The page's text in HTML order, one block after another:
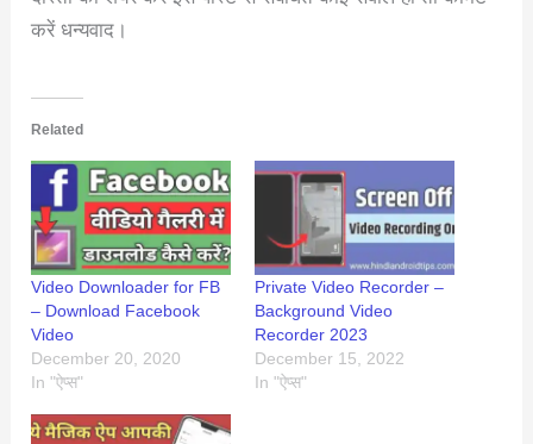
करें धन्यवाद।
Related
Video Downloader for FB
– Download Facebook
Video
December 20, 2020
In "ऐप्स"
Private Video Recorder –
Background Video
Recorder 2023
December 15, 2022
In "ऐप्स"